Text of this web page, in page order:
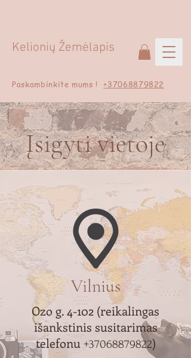
Paskambinkite mums !+37068879822
Kelionių Žemėlapis
Įsigyti vietoje
Vilnius
Ozo g. 4-102 (reikalingas
išankstinis susitarimas
telefonu +37068879822)